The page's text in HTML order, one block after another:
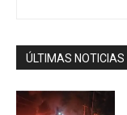
ÚLTIMAS NOTICIAS